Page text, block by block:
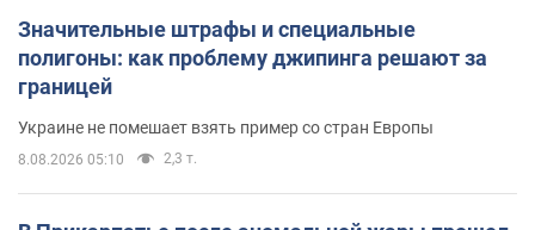
Значительные штрафы и специальные
полигоны: как проблему джипинга решают за
границей
Украине не помешает взять пример со стран Европы
8.08.2026 05:10 2,3 т.